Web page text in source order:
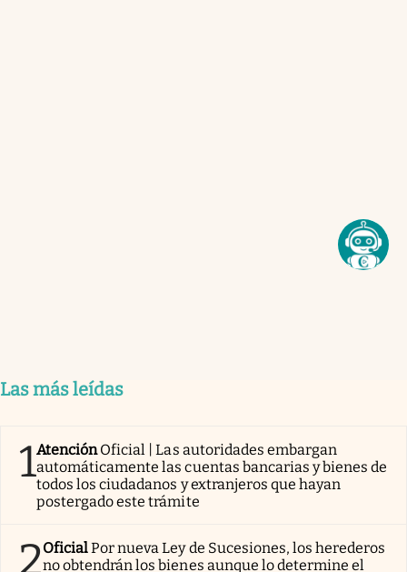
Las más leídas
1AtenciónOficial | Las autoridades embargan
automáticamente las cuentas bancarias y bienes de
todos los ciudadanos y extranjeros que hayan
postergado este trámite
2OficialPor nueva Ley de Sucesiones, los herederos
no obtendrán los bienes aunque lo determine el